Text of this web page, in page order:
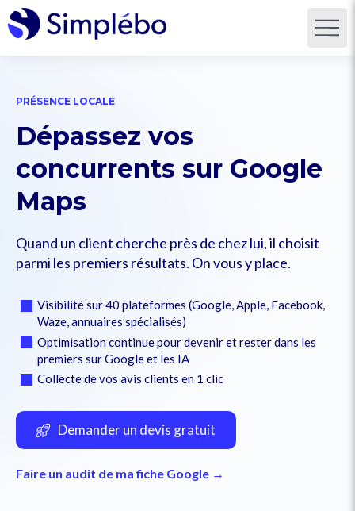
PRÉSENCE LOCALE
Dépassez vos
concurrents sur Google
Maps
Quand un client cherche près de chez lui, il choisit
parmi les premiers résultats. On vous y place.
Visibilité sur 40 plateformes (Google, Apple, Facebook,
Waze, annuaires spécialisés)
Optimisation continue pour devenir et rester dans les
premiers sur Google et les IA
Collecte de vos avis clients en 1 clic
Demander un devis gratuit
Faire un audit de ma fiche Google →